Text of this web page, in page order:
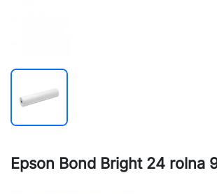
Epson Bond Bright 24 rolna